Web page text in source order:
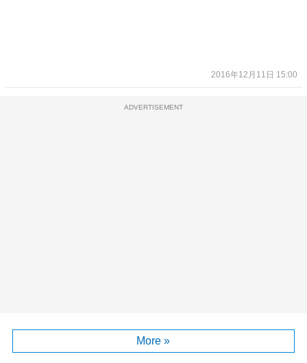
2016年12月11日 15:00
ADVERTISEMENT
More »